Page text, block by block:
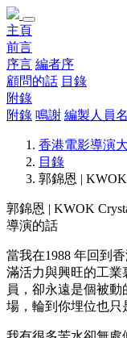
主頁
前言
序言 編者序
顧問的話 目錄
附錄
附錄 鳴謝 編製人員
香港電影導演
目錄
郭錦恩 | KWOK
郭錦恩 | KWOK
導演的話
當我在1988 年回到
滿活力與興旺的工業
員，卻永遠是個被
場，輪到你埋位也只